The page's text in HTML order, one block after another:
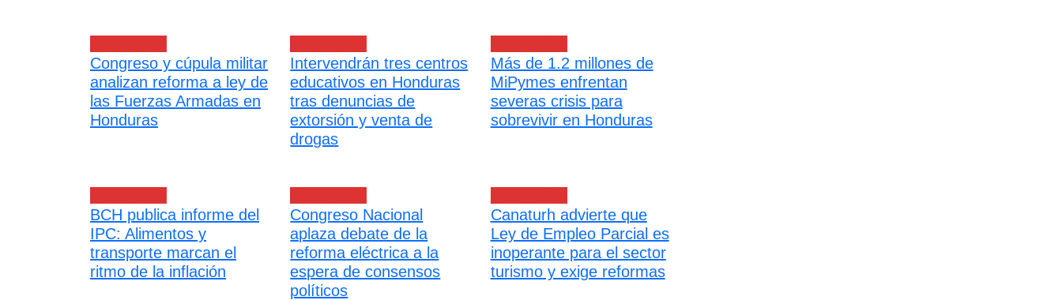
Congreso y cúpula militar
analizan reforma a ley de
las Fuerzas Armadas en
Honduras
Intervendrán tres centros
educativos en Honduras
tras denuncias de
extorsión y venta de
drogas
Más de 1.2 millones de
MiPymes enfrentan
severas crisis para
sobrevivir en Honduras
BCH publica informe del
IPC: Alimentos y
transporte marcan el
ritmo de la inflación
Congreso Nacional
aplaza debate de la
reforma eléctrica a la
espera de consensos
políticos
Canaturh advierte que
Ley de Empleo Parcial es
inoperante para el sector
turismo y exige reformas